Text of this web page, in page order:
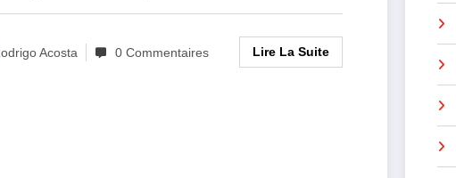
Acosta 0 Commentaires Lire La Suite